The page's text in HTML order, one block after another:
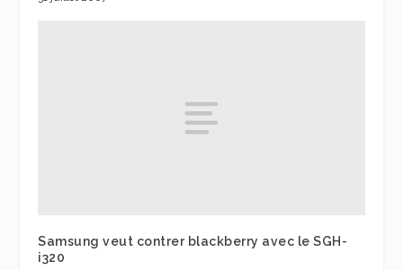
Samsung veut contrer blackberry avec le SGH-
i320